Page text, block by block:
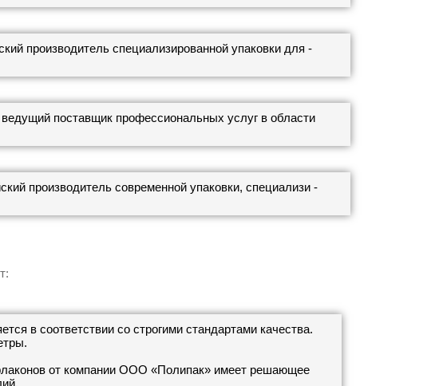
производитель специализированной упаковки для -
поставщик профессиональных услуг в области
производитель современной упаковки, специализи -
в соответствии со строгими стандартами качества.
от компании ООО «Полипак» имеет решающее